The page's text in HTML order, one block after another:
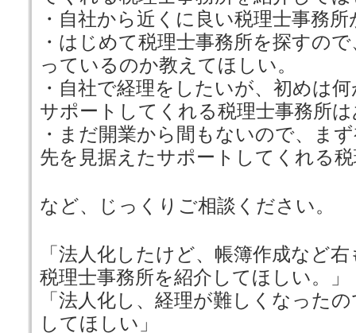
・自社から近くに良い税理士事務
・はじめて税理士事務所を探すの
っているのか教えてほしい。
・自社で経理をしたいが、初めは
サポートしてくれる税理士事務所
・まだ開業から間もないので、ま
先を見据えたサポートしてくれる
など、じっくりご相談ください。
「法人化したけど、帳簿作成など
税理士事務所を紹介してほしい。」
「法人化し、経理が難しくなった
してほしい」